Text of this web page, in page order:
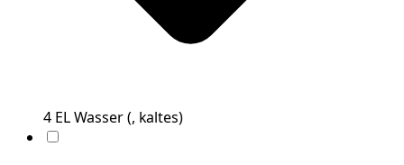
4 ELWasser(, kaltes)